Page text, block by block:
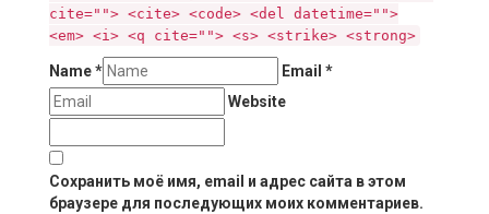
cite=""> <cite> <code> <del datetime="">
<em> <i> <q cite=""> <s> <strike> <strong>
Name* Email *
Website
Сохранить моё имя, email и адрес сайта в этом
браузере для последующих моих комментариев.